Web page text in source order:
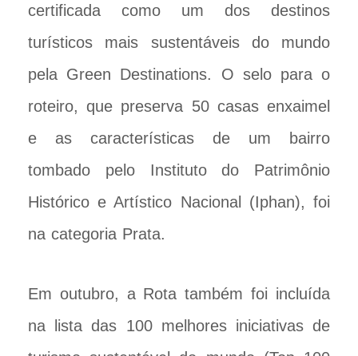
certificada como um dos destinos
turísticos mais sustentáveis do mundo
pela Green Destinations. O selo para o
roteiro, que preserva 50 casas enxaimel
e as características de um bairro
tombado pelo Instituto do Patrimônio
Histórico e Artístico Nacional (Iphan), foi
na categoria Prata.
Em outubro, a Rota também foi incluída
na lista das 100 melhores iniciativas de